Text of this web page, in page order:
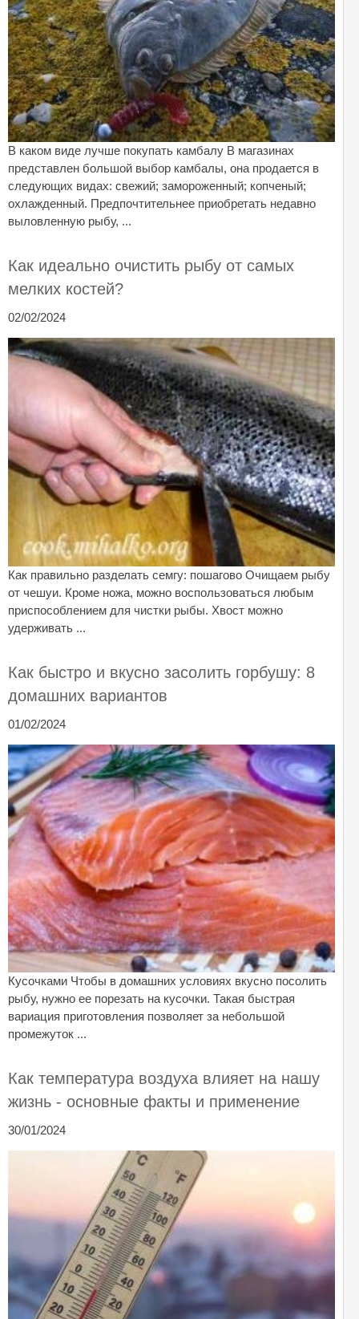
В каком виде лучше покупать камбалу В магазинах
представлен большой выбор камбалы, она продается в
следующих видах: свежий; замороженный; копченый;
охлажденный. Предпочтительнее приобретать недавно
выловленную рыбу, ...
Как идеально очистить рыбу от самых
мелких костей?
02/02/2024
Как правильно разделать семгу: пошагово Очищаем рыбу
от чешуи. Кроме ножа, можно воспользоваться любым
приспособлением для чистки рыбы. Хвост можно
удерживать ...
Как быстро и вкусно засолить горбушу: 8
домашних вариантов
01/02/2024
Кусочками Чтобы в домашних условиях вкусно посолить
рыбу, нужно ее порезать на кусочки. Такая быстрая
вариация приготовления позволяет за небольшой
промежуток ...
Как температура воздуха влияет на нашу
жизнь - основные факты и применение
30/01/2024